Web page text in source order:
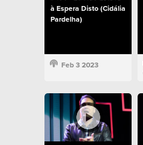
à Espera Disto (Cidália
Pardelha)
Feb 3 2023